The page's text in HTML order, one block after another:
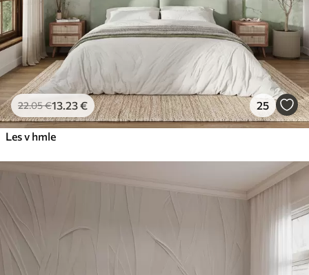
22.05€13 .23€ 25
Les v hmle